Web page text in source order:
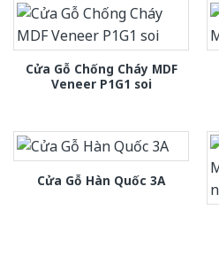
Cửa Gỗ Chống Cháy MDF
Veneer P1G1 soi
Cửa Gỗ Hàn Quốc 3A